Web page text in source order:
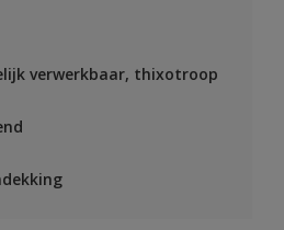
verwerkbaar, thixotroop